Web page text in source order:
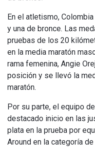
En el atletismo,
y una de bronce. Las
pruebas de los 20
en la media maratón
rama femenina, Angie
posición y se llevó la
maratón.
Por su parte, el equipo
destacado inicio en las
plata en la prueba por
Around en la categoría